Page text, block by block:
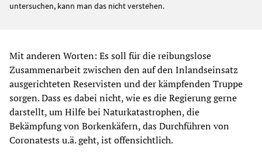
untersuchen, kann man das nicht verstehen.
Mit anderen Worten: Es soll für die reibungslose
Zusammenarbeit zwischen den auf den Inlandseinsatz
ausgerichteten Reservisten und der kämpfenden Truppe
sorgen. Dass es dabei nicht, wie es die Regierung gerne
darstellt, um Hilfe bei Naturkatastrophen, die
Bekämpfung von Borkenkäfern, das Durchführen von
Coronatests u.ä. geht, ist offensichtlich.